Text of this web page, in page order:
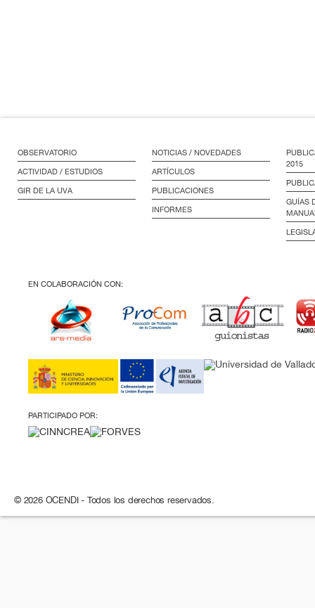
OBSERVATORIO
ACTIVIDAD / ESTUDIOS
GIR DE LA UVA
NOTICIAS / NOVEDADES
ARTÍCULOS
PUBLICACIONES
INFORMES
2015
GUÍAS
EN COLABORACIÓN CON:
PARTICIPADO POR:
© 2026 OCENDI - Todos los derechos reservados.